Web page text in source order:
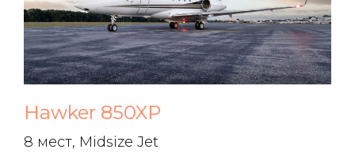
Hawker 850XP
8 мест, Midsize Jet